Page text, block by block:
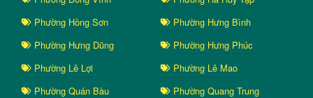
Phường Hồng Sơn
Phường Hưng Bình
Phường Hưng Dũng
Phường Hưng Phúc
Phường Lê Lợi
Phường Lê Mao
Phường Quán Bàu
Phường Quang Trung